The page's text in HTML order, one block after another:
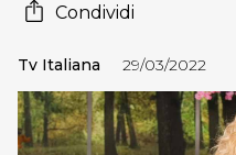
Condividi
Tv Italiana 29/03/2022